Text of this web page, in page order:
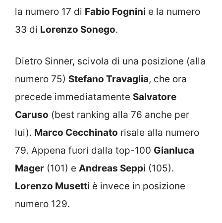
la numero 17 di Fabio Fognini e la numero
33 di Lorenzo Sonego.
Dietro Sinner, scivola di una posizione (alla
numero 75) Stefano Travaglia, che ora
precede immediatamente Salvatore
Caruso (best ranking alla 76 anche per
lui). Marco Cecchinato risale alla numero
79. Appena fuori dalla top-100 Gianluca
Mager (101) e Andreas Seppi (105).
Lorenzo Musetti è invece in posizione
numero 129.